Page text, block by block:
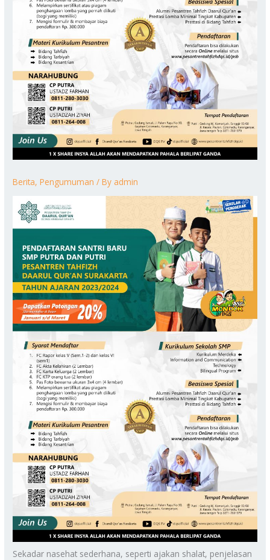
Berita,Pengumuman / By admin
Sekadar nasehat sederhana, seperti ajakan shalat, penjelasan